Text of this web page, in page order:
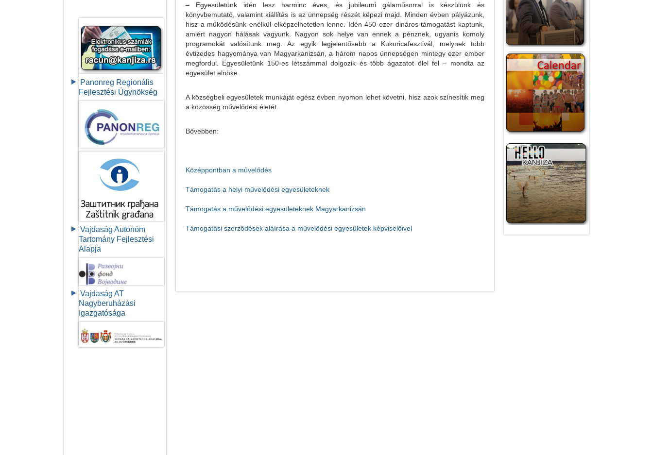
Panonreg Regionális
Fejlesztési Ügynökség
Vajdaság Autonóm
Tartomány Fejlesztési
Alapja
Vajdaság AT
Nagyberuházási
Igazgatósága
– Egyesületünk idén lesz harminc éves, és jubileumi gálaműsorral is készülünk és
könyvbemutató, valamint kiállítás is az ünnepség részét képezi majd. Minden évben pályázunk,
hisz a működésünk enélkül elképzelhetetlen lenne. Idén 450 ezer dináros támogatást kaptunk,
amiért nagyon hálásak vagyunk. Nagyon sok helye van ennek a pénznek, ugyanis komoly
programokát valósítunk meg. Az egyik legjelentősebb a Kukoricafesztivál, melynek több
évtizedes hagyománya van Magyarkanizsán, a három napos ünnepségen mintegy ezer ember
megfordul. Egyesületünk 150-es létszámmal dolgozik és több ágazatot ölel fel – mondta az
egyesület elnöke.
A községbeli egyesületek munkáját egész évben nyomon lehet követni, hisz azok színesítik meg
a közösség művelődési életét.
Bővebben:
Középpontban a művelődés
Támogatás a helyi művelődési egyesületeknek
Támogatás a művelődési egyesületeknek Magyarkanizsán
Támogatási szerződések aláírása a művelődési egyesületek képviselőivel